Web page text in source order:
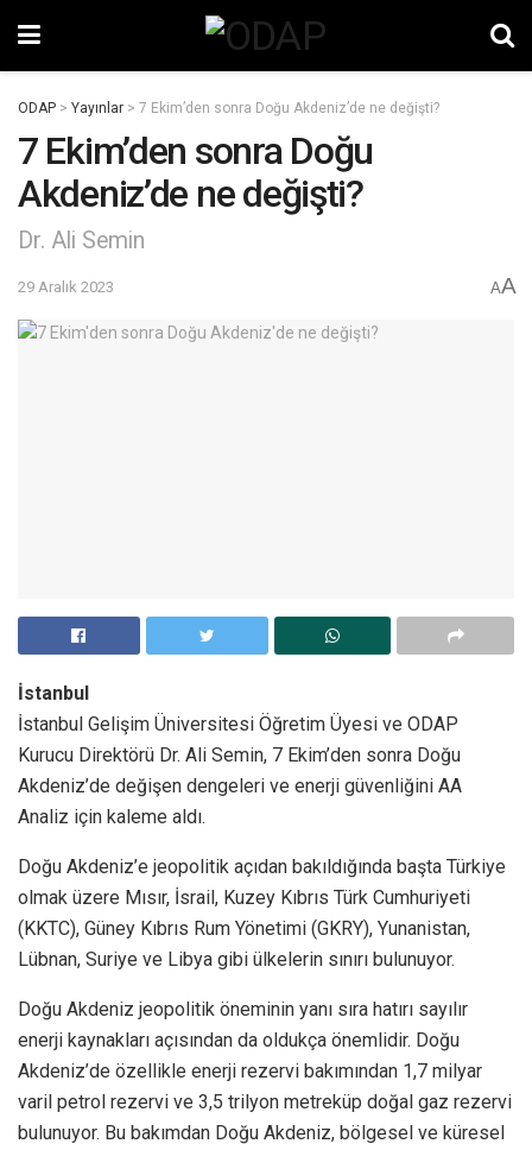
ODAP > Yayınlar > 7 Ekim’den sonra Doğu Akdeniz’de ne değişti?
7 Ekim’den sonra Doğu
Akdeniz’de ne değişti?
Dr. Ali Semin
29 Aralık 2023 AA
İstanbul
İstanbul Gelişim Üniversitesi Öğretim Üyesi ve ODAP
Kurucu Direktörü Dr. Ali Semin, 7 Ekim’den sonra Doğu
Akdeniz’de değişen dengeleri ve enerji güvenliğini AA
Analiz için kaleme aldı.
Doğu Akdeniz’e jeopolitik açıdan bakıldığında başta Türkiye
olmak üzere Mısır, İsrail, Kuzey Kıbrıs Türk Cumhuriyeti
(KKTC), Güney Kıbrıs Rum Yönetimi (GKRY), Yunanistan,
Lübnan, Suriye ve Libya gibi ülkelerin sınırı bulunuyor.
Doğu Akdeniz jeopolitik öneminin yanı sıra hatırı sayılır
enerji kaynakları açısından da oldukça önemlidir. Doğu
Akdeniz’de özellikle enerji rezervi bakımından 1,7 milyar
varil petrol rezervi ve 3,5 trilyon metreküp doğal gaz rezervi
bulunuyor. Bu bakımdan Doğu Akdeniz, bölgesel ve küresel